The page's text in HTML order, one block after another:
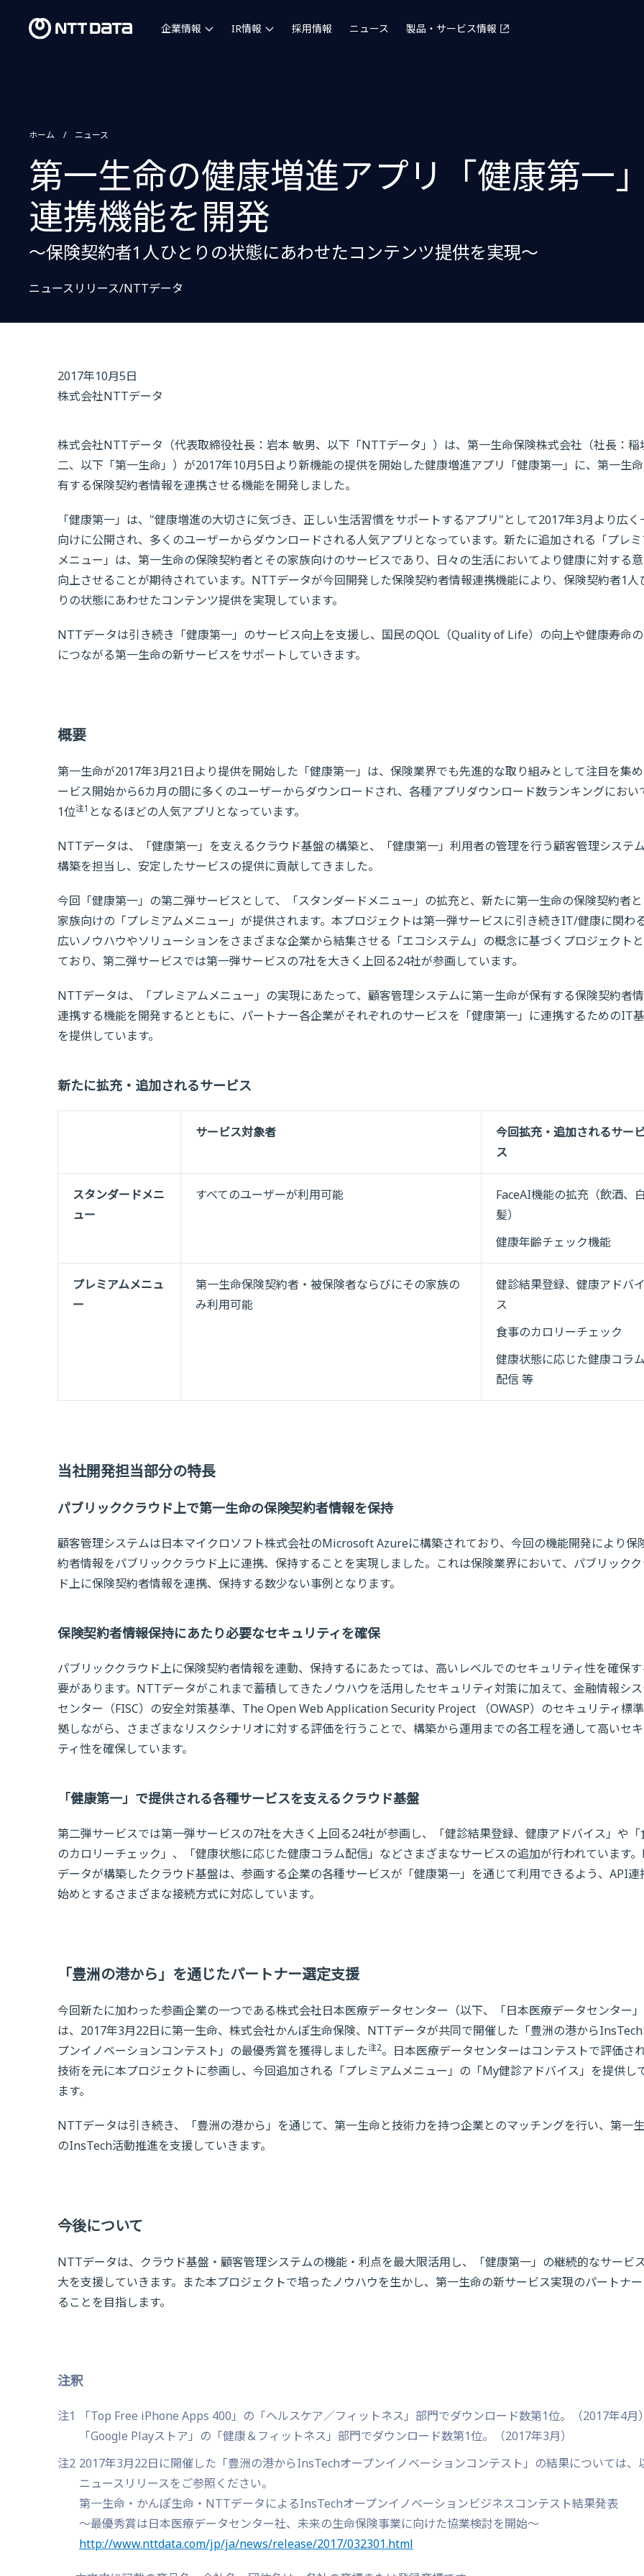
企業情報 IR情報 採用情報 ニュース 製品・サービス情報
ホーム ニュース
第一生命の健康増進アプリ「健康第一
連携機能を開発
～保険契約者1人ひとりの状態にあわせたコンテンツ提供を実現～
ニュースリリース/NTTデータ
2017年10月5日
株式会社NTTデータ
株式会社NTTデータ（代表取締役社長：岩本 敏男、以下「NTTデータ」）は、第一生命保険株式会社（社長：稲
二、以下「第一生命」）が2017年10月5日より新機能の提供を開始した健康増進アプリ「健康第一」に、第一生
有する保険契約者情報を連携させる機能を開発しました。
「健康第一」は、"健康増進の大切さに気づき、正しい生活習慣をサポートするアプリ"として2017年3月より広く
向けに公開され、多くのユーザーからダウンロードされる人気アプリとなっています。新たに追加される「プレミ
メニュー」は、第一生命の保険契約者とその家族向けのサービスであり、日々の生活においてより健康に対する
向上させることが期待されています。NTTデータが今回開発した保険契約者情報連携機能により、保険契約者1人
りの状態にあわせたコンテンツ提供を実現しています。
NTTデータは引き続き「健康第一」のサービス向上を支援し、国民のQOL（Quality of Life）の向上や健康寿命
につながる第一生命の新サービスをサポートしていきます。
概要
第一生命が2017年3月21日より提供を開始した「健康第一」は、保険業界でも先進的な取り組みとして注目を集
ービス開始から6カ月の間に多くのユーザーからダウンロードされ、各種アプリダウンロード数ランキングにおい
1位注1 となるほどの人気アプリとなっています。
NTTデータは、「健康第一」を支えるクラウド基盤の構築と、「健康第一」利用者の管理を行う顧客管理システ
構築を担当し、安定したサービスの提供に貢献してきました。
今回「健康第一」の第二弾サービスとして、「スタンダードメニュー」の拡充と、新たに第一生命の保険契約者
家族向けの「プレミアムメニュー」が提供されます。本プロジェクトは第一弾サービスに引き続きIT/健康に関わ
広いノウハウやソリューションをさまざまな企業から結集させる「エコシステム」の概念に基づくプロジェクト
ており、第二弾サービスでは第一弾サービスの7社を大きく上回る24社が参画しています。
NTTデータは、「プレミアムメニュー」の実現にあたって、顧客管理システムに第一生命が保有する保険契約者
連携する機能を開発するとともに、パートナー各企業がそれぞれのサービスを「健康第一」に連携するためのIT
を提供しています。
新たに拡充・追加されるサービス
サービス対象者
今回拡充・追加されるサー
ス
スタンダードメニ
ュー
すべてのユーザーが利用可能
FaceAI機能の拡充（飲酒、白
髪）
健康年齢チェック機能
プレミアムメニュ
ー
第一生命保険契約者・被保険者ならびにその家族の
み利用可能
健診結果登録、健康アドバイ
ス
食事のカロリーチェック
健康状態に応じた健康コラム
配信 等
当社開発担当部分の特長
パブリッククラウド上で第一生命の保険契約者情報を保持
顧客管理システムは日本マイクロソフト株式会社のMicrosoft Azureに構築されており、今回の機能開発により保
約者情報をパブリッククラウド上に連携、保持することを実現しました。これは保険業界において、パブリックク
ド上に保険契約者情報を連携、保持する数少ない事例となります。
保険契約者情報保持にあたり必要なセキュリティを確保
パブリッククラウド上に保険契約者情報を連動、保持するにあたっては、高いレベルでのセキュリティ性を確保
要があります。NTTデータがこれまで蓄積してきたノウハウを活用したセキュリティ対策に加えて、金融情報シ
センター（FISC）の安全対策基準、The Open Web Application Security Project （OWASP）のセキュリティ標
拠しながら、さまざまなリスクシナリオに対する評価を行うことで、構築から運用までの各工程を通して高いセ
ティ性を確保しています。
「健康第一」で提供される各種サービスを支えるクラウド基盤
第二弾サービスでは第一弾サービスの7社を大きく上回る24社が参画し、「健診結果登録、健康アドバイス」や「
のカロリーチェック」、「健康状態に応じた健康コラム配信」などさまざまなサービスの追加が行われています
データが構築したクラウド基盤は、参画する企業の各種サービスが「健康第一」を通じて利用できるよう、API連
始めとするさまざまな接続方式に対応しています。
「豊洲の港から」を通じたパートナー選定支援
今回新たに加わった参画企業の一つである株式会社日本医療データセンター（以下、「日本医療データセンター」
は、2017年3月22日に第一生命、株式会社かんぽ生命保険、NTTデータが共同で開催した「豊洲の港から
プンイノベーションコンテスト」の最優秀賞を獲得しました注2。日本医療データセンターはコンテストで評価さ
技術を元に本プロジェクトに参画し、今回追加される「プレミアムメニュー」の「My健診アドバイス」を提供し
ます。
NTTデータは引き続き、「豊洲の港から」を通じて、第一生命と技術力を持つ企業とのマッチングを行い、第一
のInsTech活動推進を支援していきます。
今後について
NTTデータは、クラウド基盤・顧客管理システムの機能・利点を最大限活用し、「健康第一」の継続的なサービ
大を支援していきます。また本プロジェクトで培ったノウハウを生かし、第一生命の新サービス実現のパートナ
ることを目指します。
注釈
注1
「Top Free iPhone Apps 400」の「ヘルスケア／フィットネス」部門でダウンロード数第1位。（2017年4月）
「Google Playストア」の「健康＆フィットネス」部門でダウンロード数第1位。（2017年3月）
注2 2017年3月22日に開催した「豊洲の港からInsTechオープンイノベーションコンテスト」の結果については、
ニュースリリースをご参照ください。
第一生命・かんぽ生命・NTTデータによるInsTechオープンイノベーションビジネスコンテスト結果発表
～最優秀賞は日本医療データセンター社、未来の生命保険事業に向けた協業検討を開始～
http://www.nttdata.com/jp/ja/news/release/2017/032301.html